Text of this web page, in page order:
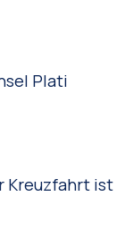
Plati
Kreuzfahrt ist